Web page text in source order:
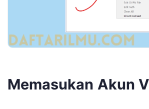
Memasukan Akun